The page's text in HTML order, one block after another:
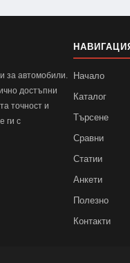
за автомобили.
достъпни
точност и
ги с
Начало
Каталог
Търсене
Сравни
Статии
Анкети
Полезно
Контакти